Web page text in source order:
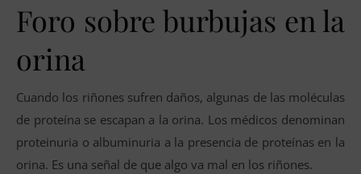
Foro sobre burbujas en la
orina
Cuando los riñones sufren daños, algunas de las moléculas
de proteína se escapan a la orina. Los médicos denominan
proteinuria o albuminuria a la presencia de proteínas en la
orina. Es una señal de que algo va mal en los riñones.